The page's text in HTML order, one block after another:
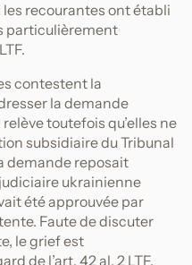
recourantes ont établi
particulièrement
contestent la
la demande
toutefois qu’elles ne
subsidiaire du Tribunal
demande reposait
ukrainienne
été approuvée par
Faute de discuter
le grief est
de l’art. 42 al. 2 LTF.